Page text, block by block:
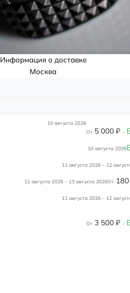
Информация о доставке
Москва
10 августа 2026
От 5 000 ₽ –
10 августа 2026
11 августа 2026 – 12
11 августа 2026 – 13 августа 2026От 180
11 августа 2026 – 12
От 3 500 ₽ –